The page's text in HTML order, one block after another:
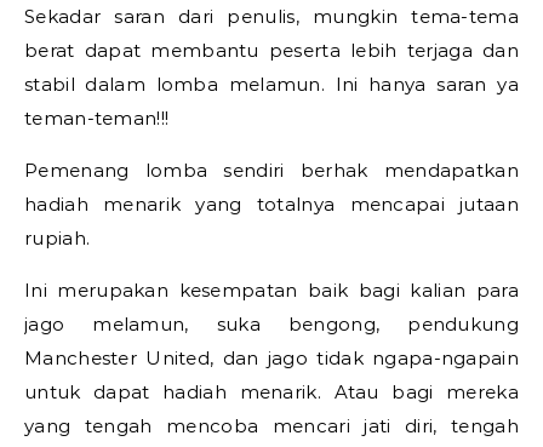
Sekadar saran dari penulis, mungkin tema-tema
berat dapat membantu peserta lebih terjaga dan
stabil dalam lomba melamun. Ini hanya saran ya
teman-teman!!!
Pemenang lomba sendiri berhak mendapatkan
hadiah menarik yang totalnya mencapai jutaan
rupiah.
Ini merupakan kesempatan baik bagi kalian para
jago melamun, suka bengong, pendukung
Manchester United, dan jago tidak ngapa-ngapain
untuk dapat hadiah menarik. Atau bagi mereka
yang tengah mencoba mencari jati diri, tengah